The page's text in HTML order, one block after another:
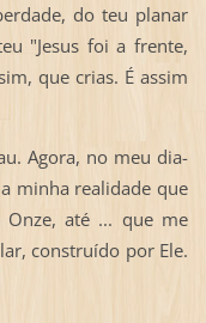
do teu planar
"Jesus foi a frente,
que crias. É assim
Agora, no meu dia-
minha realidade que
Onze, até ... que me
construído por Ele.